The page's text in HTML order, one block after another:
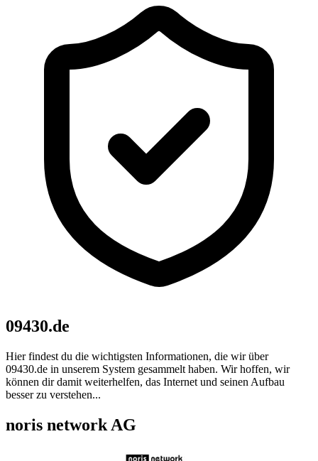
09430.de
Hier findest du die wichtigsten Informationen, die wir über
09430.de in unserem System gesammelt haben. Wir hoffen, wir
können dir damit weiterhelfen, das Internet und seinen Aufbau
besser zu verstehen...
noris network AG